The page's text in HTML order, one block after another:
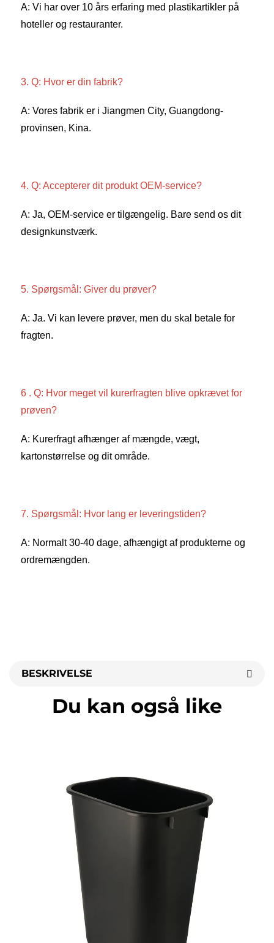
A: Vi har over 10 års erfaring med plastikartikler på
hoteller og restauranter.
3. Q: Hvor er din fabrik?
A: Vores fabrik er i Jiangmen City, Guangdong-
provinsen, Kina.
4. Q: Accepterer dit produkt OEM-service?
A: Ja, OEM-service er tilgængelig. Bare send os dit
designkunstværk.
5. Spørgsmål: Giver du prøver?
A: Ja. Vi kan levere prøver, men du skal betale for
fragten.
6 . Q: Hvor meget vil kurerfragten blive opkrævet for
prøven?
A: Kurerfragt afhænger af mængde, vægt,
kartonstørrelse og dit område.
7. Spørgsmål: Hvor lang er leveringstiden?
A: Normalt 30-40 dage, afhængigt af produkterne og
ordremængden.
BESKRIVELSE
Du kan også like